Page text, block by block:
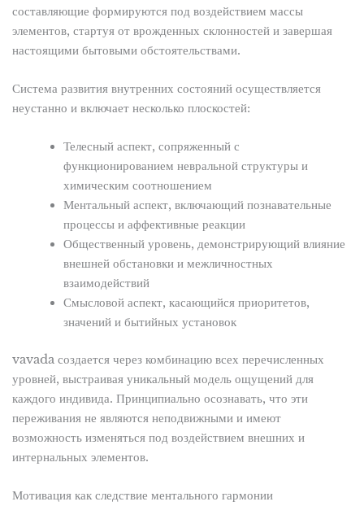
составляющие формируются под воздействием массы
элементов, стартуя от врожденных склонностей и завершая
настоящими бытовыми обстоятельствами.
Система развития внутренних состояний осуществляется
неустанно и включает несколько плоскостей:
Телесный аспект, сопряженный с
функционированием невральной структуры и
химическим соотношением
Ментальный аспект, включающий познавательные
процессы и аффективные реакции
Общественный уровень, демонстрирующий влияние
внешней обстановки и межличностных
взаимодействий
Смысловой аспект, касающийся приоритетов,
значений и бытийных установок
vavada создается через комбинацию всех перечисленных
уровней, выстраивая уникальный модель ощущений для
каждого индивида. Принципиально осознавать, что эти
переживания не являются неподвижными и имеют
возможность изменяться под воздействием внешних и
интернальных элементов.
Мотивация как следствие ментального гармонии